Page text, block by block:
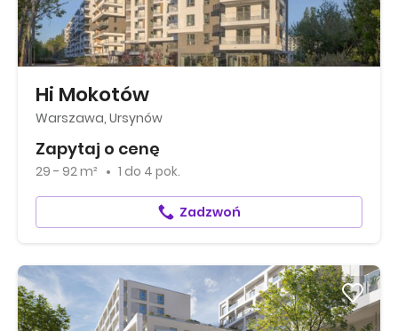
Hi Mokotów
Warszawa, Ursynów
Zapytaj o cenę
29 - 92 m² 1 do 4 pok.
Zadzwoń